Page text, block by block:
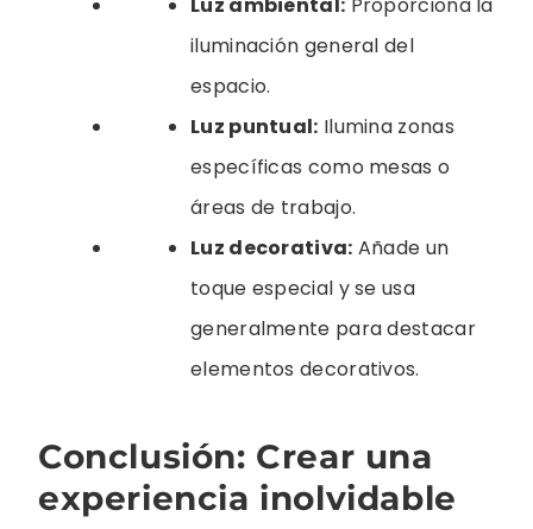
Luz ambiental: Proporciona la
iluminación general del
espacio.
Luz puntual: Ilumina zonas
específicas como mesas o
áreas de trabajo.
Luz decorativa: Añade un
toque especial y se usa
generalmente para destacar
elementos decorativos.
Conclusión: Crear una
experiencia inolvidable